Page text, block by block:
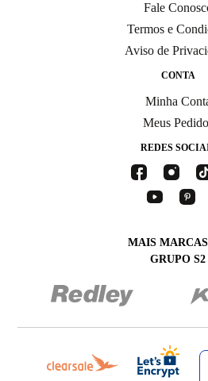
Fale
Termos e
Aviso de
CONTA
Minha
Meus
REDES
MAIS
GRUPO S2